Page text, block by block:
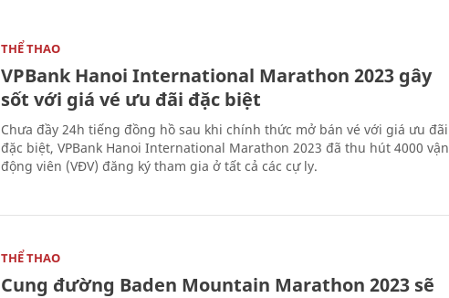
THỂ THAO
VPBank Hanoi International Marathon 2023 gây
sốt với giá vé ưu đãi đặc biệt
Chưa đầy 24h tiếng đồng hồ sau khi chính thức mở bán vé với giá ưu đãi
đặc biệt, VPBank Hanoi International Marathon 2023 đã thu hút 4000 vận
động viên (VĐV) đăng ký tham gia ở tất cả các cự ly.
THỂ THAO
Cung đường Baden Mountain Marathon 2023 sẽ